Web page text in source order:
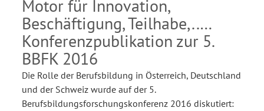
Motor für Innovation,
Beschäftigung, Teilhabe,..
Konferenzpublikation zur 5.
BBFK 2016
Die Rolle der Berufsbildung in Österreich, Deutschland
und der Schweiz wurde auf der 5.
Berufsbildungsforschungskonferenz 2016 diskutiert: